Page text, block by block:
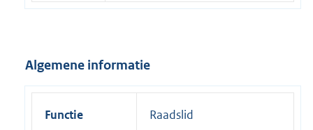
e
n
k
Algemene informatie
Functie Raadslid